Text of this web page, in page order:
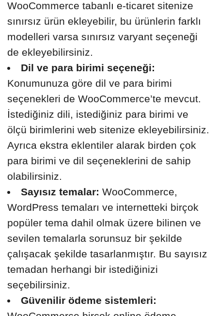
WooCommerce tabanlı e-ticaret sitenize
sınırsız ürün ekleyebilir, bu ürünlerin farklı
modelleri varsa sınırsız varyant seçeneği
de ekleyebilirsiniz.
Dil ve para birimi seçeneği:
Konumunuza göre dil ve para birimi
seçenekleri de WooCommerce’te mevcut.
İstediğiniz dili, istediğiniz para birimi ve
ölçü birimlerini web sitenize ekleyebilirsiniz.
Ayrıca ekstra eklentiler alarak birden çok
para birimi ve dil seçeneklerini de sahip
olabilirsiniz.
Sayısız temalar: WooCommerce,
WordPress temaları ve internetteki birçok
popüler tema dahil olmak üzere bilinen ve
sevilen temalarla sorunsuz bir şekilde
çalışacak şekilde tasarlanmıştır. Bu sayısız
temadan herhangi bir istediğinizi
seçebilirsiniz.
Güvenilir ödeme sistemleri: